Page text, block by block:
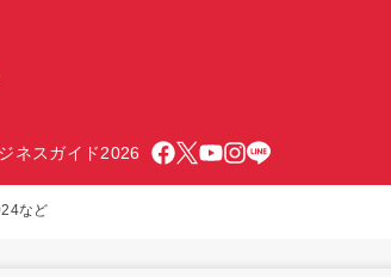
ネスガイド2026
など